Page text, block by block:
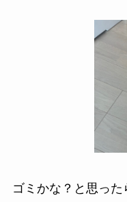
ゴミかな？と思っ